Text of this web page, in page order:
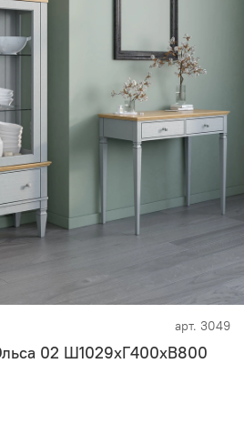
арт. 3049
02 Ш1029хГ400хВ800